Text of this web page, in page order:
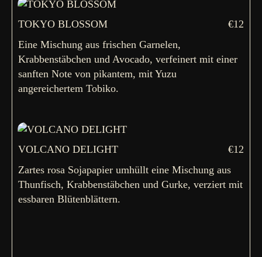
TOKYO BLOSSOM
€12
Eine Mischung aus frischen Garnelen,
Krabbenstäbchen und Avocado, verfeinert mit einer
sanften Note von pikantem, mit Yuzu
angereichertem Tobiko.
VOLCANO DELIGHT
€12
Zartes rosa Sojapapier umhüllt eine Mischung aus
Thunfisch, Krabbenstäbchen und Gurke, verziert mit
essbaren Blütenblättern.